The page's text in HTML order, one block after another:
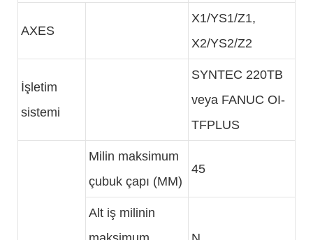
AXES
X1/YS1/Z1,
X2/YS2/Z2
İşletim
sistemi
SYNTEC 220TB
veya FANUC OI-
TFPLUS
Milin maksimum
çubuk çapı (MM)
45
Alt iş milinin